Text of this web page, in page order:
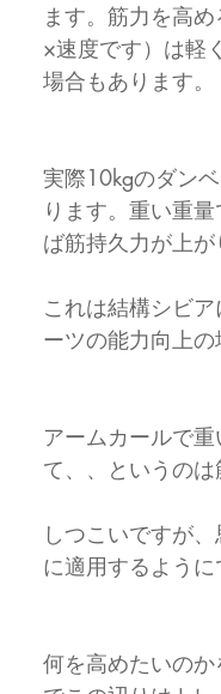
ます。筋力を高
×速度です）は軽
場合もあります。
実際10kgのダン
ります。重い重
ば筋持久力が上が
これは結構シビ
ーツの能力向上の
アームカールで
て、、というの
しつこいですが
に適用するように
何を高めたいの